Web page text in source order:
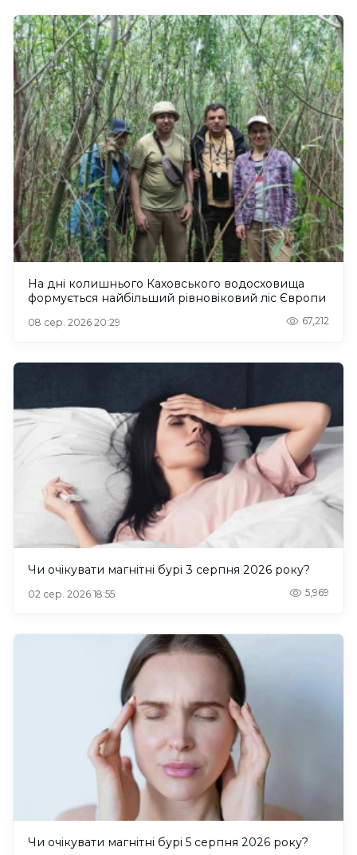
На дні колишнього Каховського водосховища
формується найбільший рівновіковий ліс Європи
08 сер. 2026 20:29 67,212
Чи очікувати магнітні бурі 3 серпня 2026 року?
02 сер. 2026 18:55 5,969
Чи очікувати магнітні бурі 5 серпня 2026 року?